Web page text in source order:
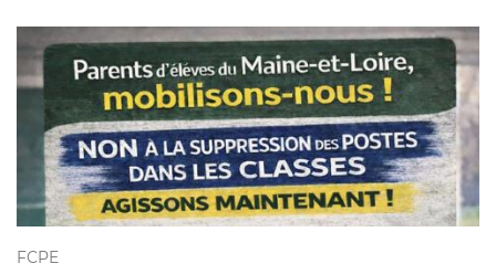
FCPE